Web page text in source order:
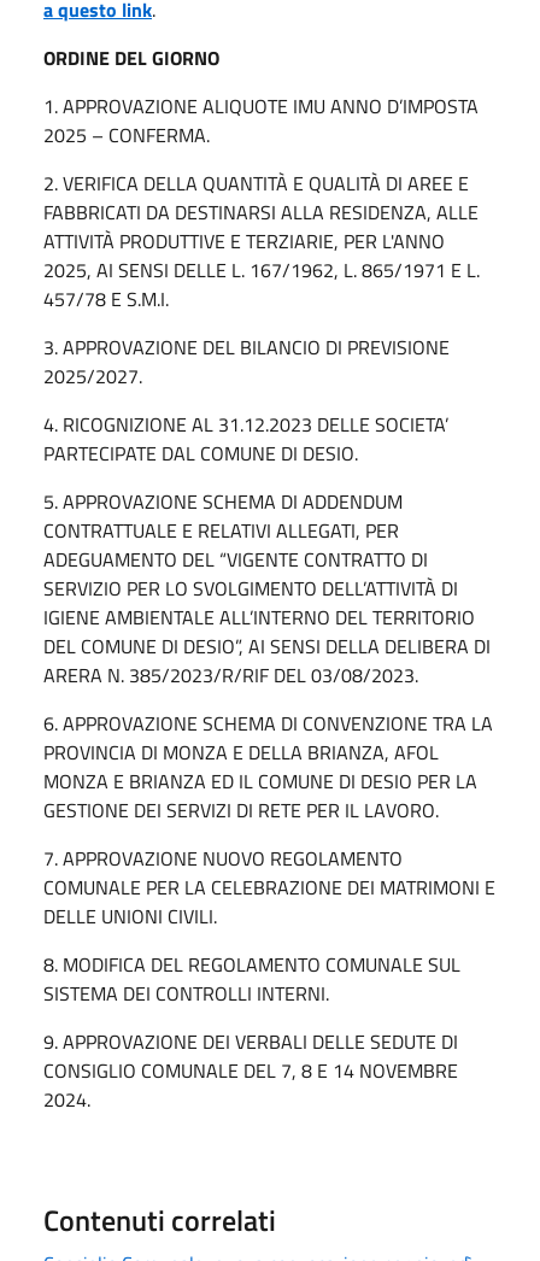
a questo link.
ORDINE DEL GIORNO
1. APPROVAZIONE ALIQUOTE IMU ANNO D’IMPOSTA
2025 – CONFERMA.
2. VERIFICA DELLA QUANTITÀ E QUALITÀ DI AREE E
FABBRICATI DA DESTINARSI ALLA RESIDENZA, ALLE
ATTIVITÀ PRODUTTIVE E TERZIARIE, PER L'ANNO
2025, AI SENSI DELLE L. 167/1962, L. 865/1971 E L.
457/78 E S.M.I.
3. APPROVAZIONE DEL BILANCIO DI PREVISIONE
2025/2027.
4. RICOGNIZIONE AL 31.12.2023 DELLE SOCIETA’
PARTECIPATE DAL COMUNE DI DESIO.
5. APPROVAZIONE SCHEMA DI ADDENDUM
CONTRATTUALE E RELATIVI ALLEGATI, PER
ADEGUAMENTO DEL “VIGENTE CONTRATTO DI
SERVIZIO PER LO SVOLGIMENTO DELL’ATTIVITÀ DI
IGIENE AMBIENTALE ALL’INTERNO DEL TERRITORIO
DEL COMUNE DI DESIO”, AI SENSI DELLA DELIBERA DI
ARERA N. 385/2023/R/RIF DEL 03/08/2023.
6. APPROVAZIONE SCHEMA DI CONVENZIONE TRA LA
PROVINCIA DI MONZA E DELLA BRIANZA, AFOL
MONZA E BRIANZA ED IL COMUNE DI DESIO PER LA
GESTIONE DEI SERVIZI DI RETE PER IL LAVORO.
7. APPROVAZIONE NUOVO REGOLAMENTO
COMUNALE PER LA CELEBRAZIONE DEI MATRIMONI E
DELLE UNIONI CIVILI.
8. MODIFICA DEL REGOLAMENTO COMUNALE SUL
SISTEMA DEI CONTROLLI INTERNI.
9. APPROVAZIONE DEI VERBALI DELLE SEDUTE DI
CONSIGLIO COMUNALE DEL 7, 8 E 14 NOVEMBRE
2024.
Contenuti correlati